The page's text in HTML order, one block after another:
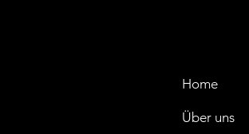
Home
Über uns